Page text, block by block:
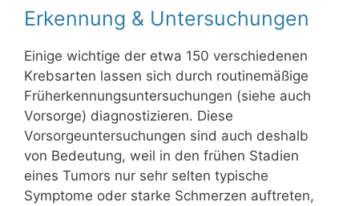
Erkennung & Untersuchungen
Einige wichtige der etwa 150 verschiedenen
Krebsarten lassen sich durch routinemäßige
Früherkennungsuntersuchungen (siehe auch
Vorsorge) diagnostizieren. Diese
Vorsorgeuntersuchungen sind auch deshalb
von Bedeutung, weil in den frühen Stadien
eines Tumors nur sehr selten typische
Symptome oder starke Schmerzen auftreten,